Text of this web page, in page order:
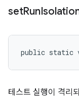
setRun
public static
테스트 실행이 격리